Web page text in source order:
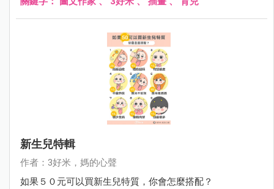
新生兒特輯
作者：3好米，媽的心聲
如果５０元可以買新生兒特質，你會怎麼搭配？